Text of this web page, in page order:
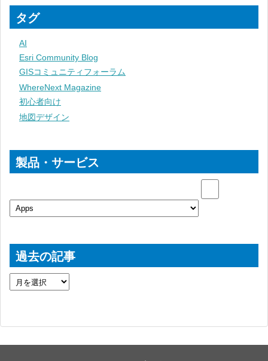
タグ
AI
Esri Community Blog
GISコミュニティフォーラム
WhereNext Magazine
初心者向け
地図デザイン
製品・サービス
過去の記事